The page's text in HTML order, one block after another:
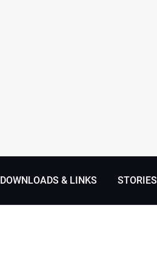
DOWNLOADS & LINKS STORIES